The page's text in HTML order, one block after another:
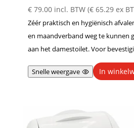
€79.00 incl. BTW (€65.29ex
Zéér praktisch en hygiënisch
en maandverband weg te kunnen
aan het damestoilet. Voor
Snelle weergave In